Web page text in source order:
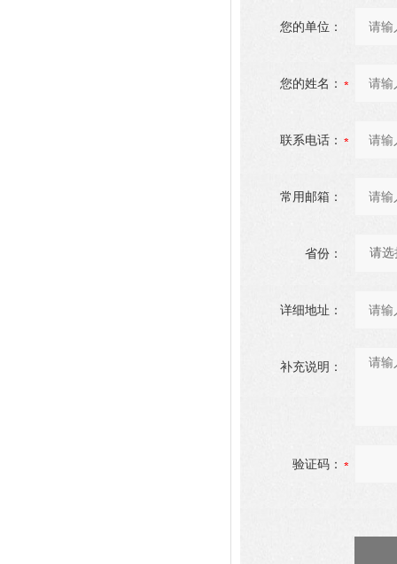
您的单位：
您的姓名：
联系电话：
常用邮箱：
省份：
详细地址：
补充说明：
验证码：